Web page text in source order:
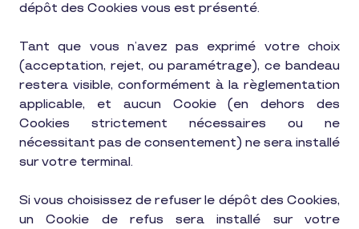
dépôt des Cookies vous est présenté.
Tant que vous n’avez pas exprimé votre choix
(acceptation, rejet, ou paramétrage), ce bandeau
restera visible, conformément à la règlementation
applicable, et aucun Cookie (en dehors des
Cookies strictement nécessaires ou ne
nécessitant pas de consentement) ne sera installé
sur votre terminal.
Si vous choisissez de refuser le dépôt des Cookies,
un Cookie de refus sera installé sur votre